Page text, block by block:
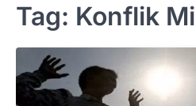
Tag: Konflik